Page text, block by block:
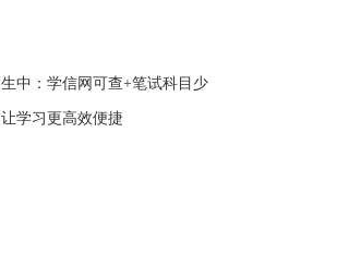
中：学信网可查+笔试科目少
学习更高效便捷